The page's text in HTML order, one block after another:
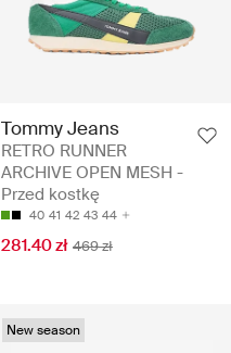
Tommy Jeans
RETRO RUNNER
ARCHIVE OPEN MESH -
Przed kostkę
40 41 42 43 44
281.40 zł 469 zł
New season